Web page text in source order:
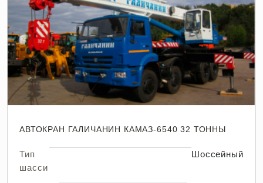
АВТОКРАН ГАЛИЧАНИН КАМАЗ-6540 32 ТОННЫ
Тип
шасси
Шоссейный